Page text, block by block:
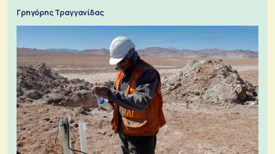
Γρηγόρης Τραγγανίδας